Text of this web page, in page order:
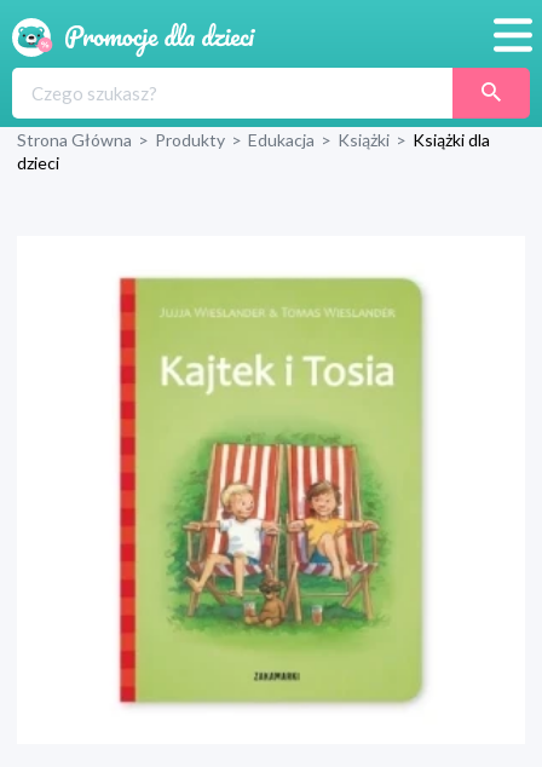
Produkty
Wyprawka
Strona Główna > Produkty > Edukacja > Książki > Książki dla
dzieci